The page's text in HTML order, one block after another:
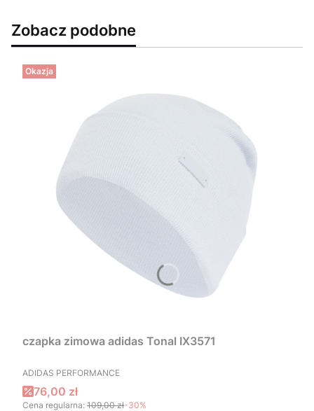
Zobacz podobne
Okazja
czapka zimowa adidas Tonal IX3571
PRODUCENT
ADIDAS PERFORMANCE
Cena promocyjna
76,00 zł
Cena regularna: 109,00 zł-30%